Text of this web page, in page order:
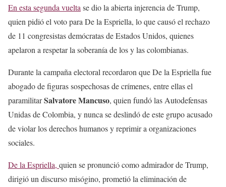
En esta segunda vuelta se dio la abierta injerencia de Trump,
quien pidió el voto para De la Espriella, lo que causó el rechazo
de 11 congresistas demócratas de Estados Unidos, quienes
apelaron a respetar la soberanía de los y las colombianas.
Durante la campaña electoral recordaron que De la Espriella fue
abogado de figuras sospechosas de crímenes, entre ellas el
paramilitarSalvatore Mancuso, quien fundó las Autodefensas
Unidas de Colombia, y nunca se deslindó de este grupo acusado
de violar los derechos humanos y reprimir a organizaciones
sociales.
De la Espriella, quien se pronunció como admirador de Trump,
dirigió un discurso misógino, prometió la eliminación de